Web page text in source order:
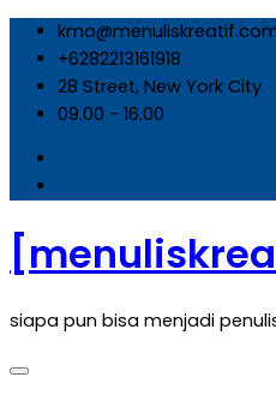
Skip
content
+6282213161918
28 Street, New York City
09.00 - 16.00
siapa pun bisa menjadi